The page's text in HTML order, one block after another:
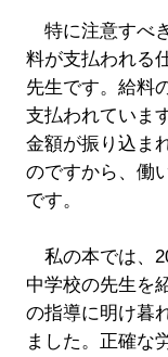
特に注意すべ
料が支払われる
先生です。給料
支払われていま
金額が振り込ま
のですから、働
です。
私の本では、
中学校の先生を
の指導に明け暮
ました。正確な